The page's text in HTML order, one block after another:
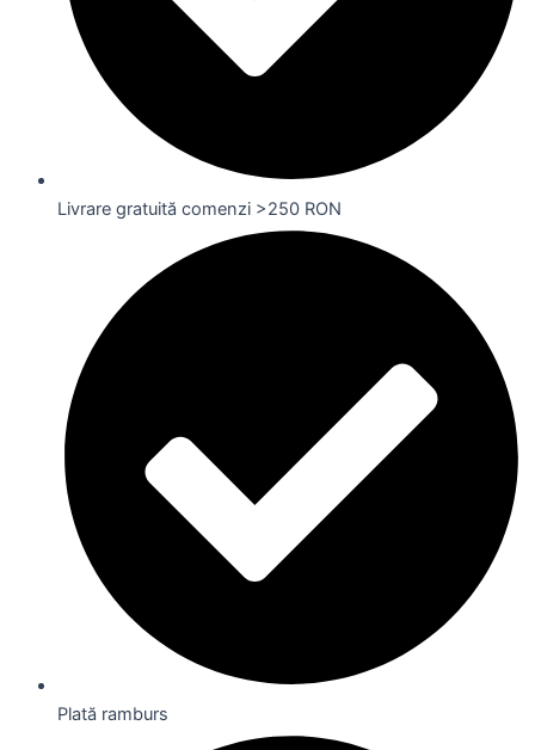
Livrare gratuită comenzi >250 RON
Plată ramburs